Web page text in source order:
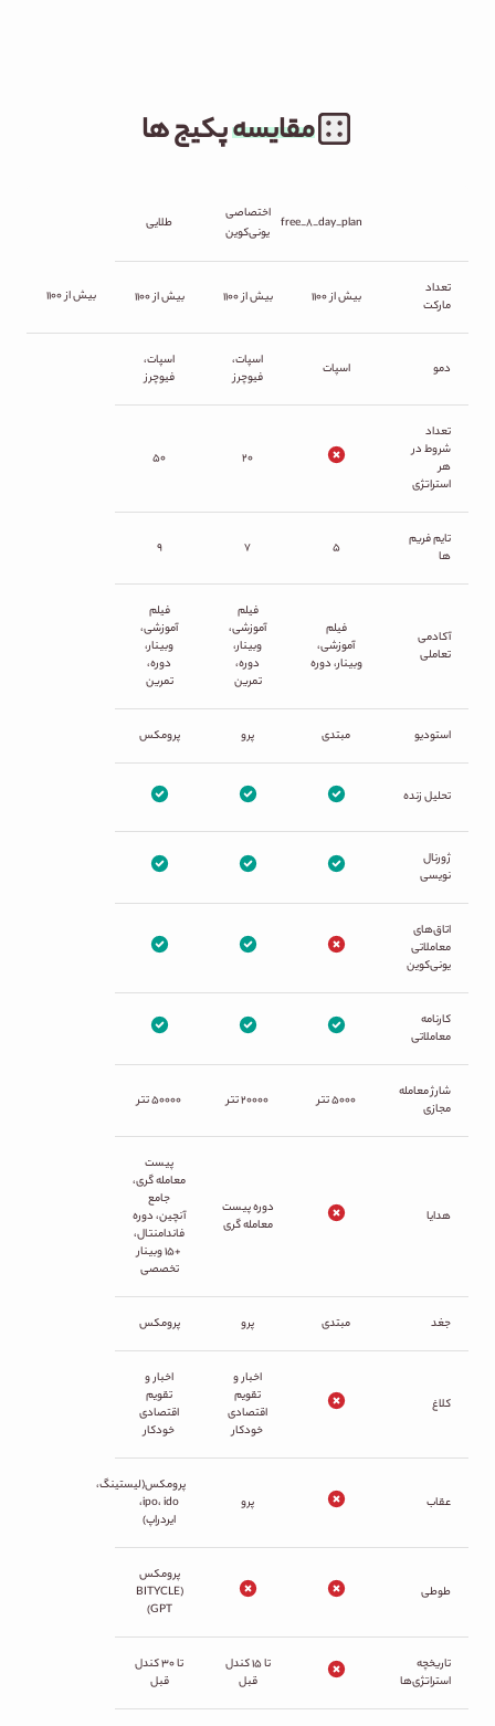
مقایسهپکیج ها
free_8_day_plan
اختصاصی
یونی‌کوین
طلایی
تعداد
مارکت
بیش از ۱۱۰۰ بیش از ۱۱۰۰ بیش از ۱۱۰۰ بیش از ۱۱۰۰
دمو اسپات
اسپات،
فیوچرز
اسپات،
فیوچرز
تعداد
شروط در
هر
استراتژی
۲۰ ۵۰
تایم فریم
ها
۵ ۷ ۹
آکادمی
تعاملی
فیلم
آموزشی،
وبینار، دوره
فیلم
آموزشی،
وبینار،
دوره،
تمرین
فیلم
آموزشی،
وبینار،
دوره،
تمرین
استودیو مبتدی پرو پرومکس
تحلیل زنده
ژورنال
نویسی
اتاق‌های
معاملاتی
یونی‌کوین
کارنامه
معاملاتی
شارژ معامله
مجازی
۵۰۰۰ تتر ۲۰۰۰۰ تتر ۵۰۰۰۰ تتر
هدایا
دوره پیست
معامله گری
پیست
معامله گری،
جامع
آنچین، دوره
فاندامنتال،
+۱۵ وبینار
تخصصی
جغد مبتدی پرو پرومکس
کلاغ
اخبار و
تقویم
اقتصادی
خودکار
اخبار و
تقویم
اقتصادی
خودکار
عقاب پرو
پرومکس(لیستینگ،
ipo، ido،
ایردراپ)
طوطی
پرومکس
(BITYCLE
GPT)
تاریخچه
استراتژی‌ها
تا ۱۵ کندل
قبل
تا ۳۰ کندل
قبل